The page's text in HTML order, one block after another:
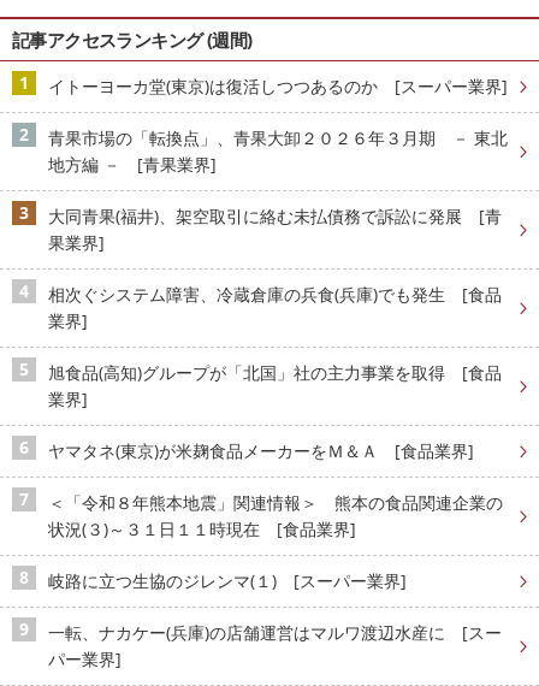
記事アクセスランキング (週間)
イトーヨーカ堂(東京)は復活しつつあるのか [スーパー業界]
青果市場の「転換点」、青果大卸２０２６年３月期 － 東北
地方編 － [青果業界]
大同青果(福井)、架空取引に絡む未払債務で訴訟に発展 [青
果業界]
相次ぐシステム障害、冷蔵倉庫の兵食(兵庫)でも発生 [食品
業界]
旭食品(高知)グループが「北国」社の主力事業を取得 [食品
業界]
ヤマタネ(東京)が米麹食品メーカーをＭ＆Ａ [食品業界]
＜「令和８年熊本地震」関連情報＞ 熊本の食品関連企業の
状況(３)～３１日１１時現在 [食品業界]
岐路に立つ生協のジレンマ(１) [スーパー業界]
一転、ナカケー(兵庫)の店舗運営はマルワ渡辺水産に [スー
パー業界]